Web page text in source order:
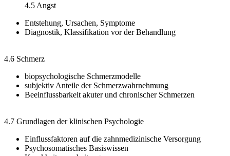
4.5 Angst
Entstehung, Ursachen, Symptome
Diagnostik, Klassifikation vor der Behandlung
4.6 Schmerz
biopsychologische Schmerzmodelle
subjektiv Anteile der Schmerzwahrnehmung
Beeinflussbarkeit akuter und chronischer Schmerzen
4.7 Grundlagen der klinischen Psychologie
Einflussfaktoren auf die zahnmedizinische Versorgung
Psychosomatisches Basiswissen